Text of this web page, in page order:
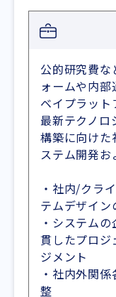
公的研究費な
ォームや内
ベイプラット
最新テクノロ
構築に向けた
ステム開発お
・社内/クラ
テムデザイン
・システム
貫したプロジ
ジメント
・社内外関
整